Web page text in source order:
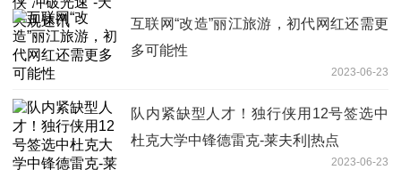
互联网“改造”丽江旅游，初代网红还需更
多可能性
2023-06-23
队内紧缺型人才！独行侠用12号签选中
杜克大学中锋德雷克-莱夫利|热点
2023-06-23